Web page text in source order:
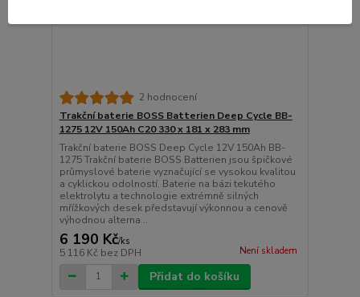
2 hodnocení
Trakční baterie BOSS Batterien Deep Cycle BB-
1275 12V 150Ah C20 330 x 181 x 283 mm
Trakční baterie BOSS Deep Cycle 12V 150Ah BB-
1275 Trakční baterie BOSS Batterien jsou špičkové
průmyslové baterie vyznačující se vysokou kvalitou
a cyklickou odolností. Baterie na bázi tekutého
elektrolytu a technologie extrémně silných
mřížkových desek představují výkonnou a cenově
výhodnou alterna...
6 190 Kč/ks
5 116 Kč bez DPH Není skladem
Přidat do košíku